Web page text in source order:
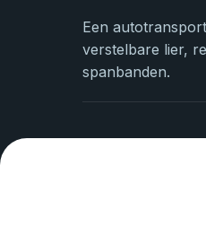
Een
verstelbare lier,
spanbanden.